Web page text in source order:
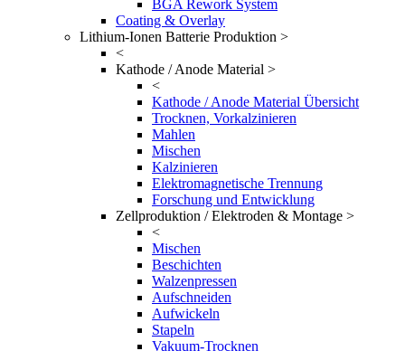
BGA Rework System
Coating & Overlay
Lithium-Ionen Batterie Produktion >
<
Kathode / Anode Material >
<
Kathode / Anode Material Übersicht
Trocknen, Vorkalzinieren
Mahlen
Mischen
Kalzinieren
Elektromagnetische Trennung
Forschung und Entwicklung
Zellproduktion / Elektroden & Montage >
<
Mischen
Beschichten
Walzenpressen
Aufschneiden
Aufwickeln
Stapeln
Vakuum-Trocknen